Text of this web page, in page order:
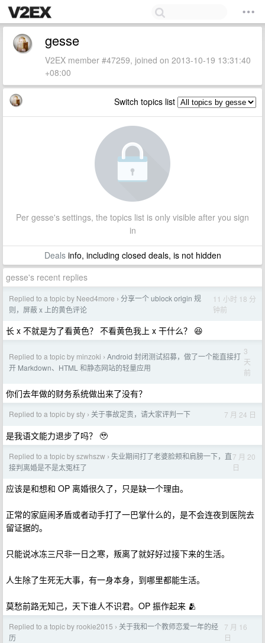
gesse
V2EX member #47259, joined on 2013-10-19 13:31:40
+08:00
Switch topics list
Per gesse's settings, the topics list is only visible after you sign
in
Dealsinfo, including closed deals, is not hidden
gesse's recent replies
Replied to a topic by Need4more › 分享一个 ublock origin 规
则，屏蔽 x 上的黄色评论
11 小时 18 分
钟前
长 x 不就是为了看黄色？ 不看黄色我上 x 干什么？ 😆
Replied to a topic by minzoki › Android 封闭测试招募，做了一个能直接打
开 Markdown、HTML 和静态网站的轻量应用
3
天
前
你们去年做的财务系统做出来了没有？
Replied to a topic by sty › 关于事故定责，请大家评判一下 7 月 24 日
是我语文能力退步了吗？ 🥹
Replied to a topic by szwhszw › 失业期间打了老婆脸颊和肩膀一下，直
接判离婚是不是太冤枉了
7 月 20
日
应该是和想和 OP 离婚很久了，只是缺一个理由。
正常的家庭闹矛盾或者动手打了一巴掌什么的，是不会连夜到医院去
留证据的。
只能说冰冻三尺非一日之寒，叛离了就好好过接下来的生活。
人生除了生死无大事，有一身本身，到哪里都能生活。
莫愁前路无知己，天下谁人不识君。OP 振作起来 🫂
Replied to a topic by rookie2015 › 关于我和一个教师恋爱一年的经
历
7 月 16
日